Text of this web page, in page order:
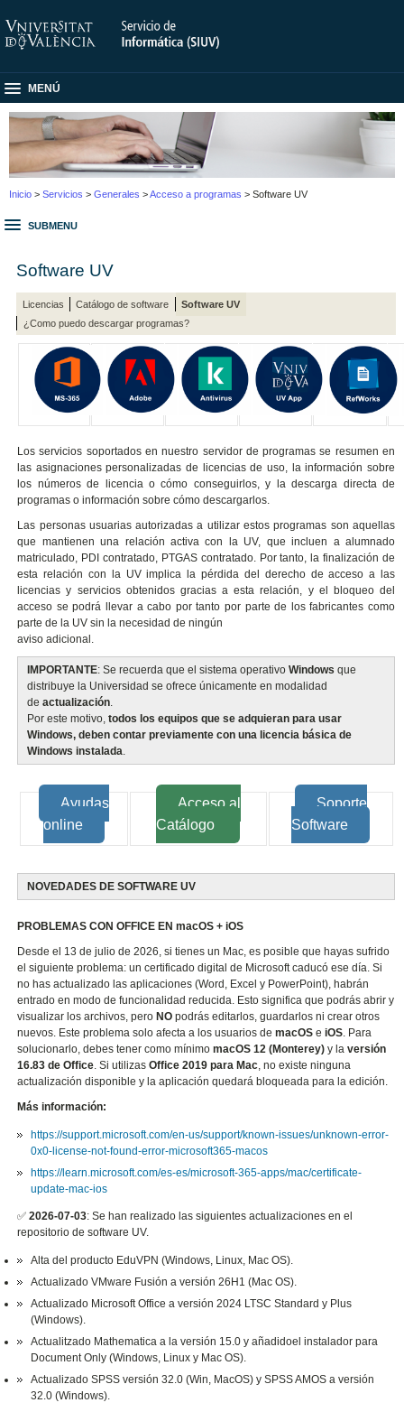
MENÚ
Inicio > Servicios > Generales >Acceso a programas > Software UV
SUBMENU
Software UV
Licencias Catálogo de software
Software UV
¿Como puedo descargar programas?
Los servicios soportados en nuestro servidor de programas se resumen en
las asignaciones personalizadas de licencias de uso, la información sobre
los números de licencia o cómo conseguirlos, y la descarga directa de
programas o información sobre cómo descargarlos.
Las personas usuarias autorizadas a utilizar estos programas son aquellas
que mantienen una relación activa con la UV, que incluen a alumnado
matriculado, PDI contratado, PTGAS contratado. Por tanto, la finalización de
esta relación con la UV implica la pérdida del derecho de acceso a las
licencias y servicios obtenidos gracias a esta relación, y el bloqueo del
acceso se podrá llevar a cabo por tanto por parte de los fabricantes como
parte de la UV sin la necesidad de ningún
aviso adicional.
IMPORTANTE: Se recuerda que el sistema operativoWindows que
distribuye la Universidad se ofrece únicamente en modalidad
deactualización.
Por este motivo,todos los equipos que se adquieran para usar
Windows, deben contar previamente con una licencia básica de
Windows instalada.
Ayudas
online
Acceso al
Catálogo
Soporte
Software
NOVEDADES DE SOFTWARE UV
PROBLEMAS CON OFFICE EN macOS + iOS
Desde el 13 de julio de 2026, si tienes un Mac, es posible que hayas sufrido
el siguiente problema: un certificado digital de Microsoft caducó ese día. Si
no has actualizado las aplicaciones (Word, Excel y PowerPoint), habrán
entrado en modo de funcionalidad reducida. Esto significa que podrás abrir y
visualizar los archivos, pero NO podrás editarlos, guardarlos ni crear otros
nuevos. Este problema solo afecta a los usuarios demacOS eiOS. Para
solucionarlo, debes tener como mínimomacOS 12 (Monterey) y laversión
16.83 de Office. Si utilizasOffice 2019 para Mac, no existe ninguna
actualización disponible y la aplicación quedará bloqueada para la edición.
Más información:
https://support.microsoft.com/en-us/support/known-issues/unknown-error-
0x0-license-not-found-error-microsoft365-macos
https://learn.microsoft.com/es-es/microsoft-365-apps/mac/certificate-
update-mac-ios
✅2026-07-03: Se han realizado las siguientes actualizaciones en el
repositorio de software UV.
Alta del producto EduVPN (Windows, Linux, Mac OS).
Actualizado VMware Fusión a versión 26H1 (Mac OS).
Actualizado Microsoft Office a versión 2024 LTSC Standard y Plus
(Windows).
Actualitzado Mathematica a la versión 15.0 y añadidoel instalador para
Document Only (Windows, Linux y Mac OS).
Actualizado SPSS versión 32.0 (Win, MacOS) y SPSS AMOS a versión
32.0 (Windows).